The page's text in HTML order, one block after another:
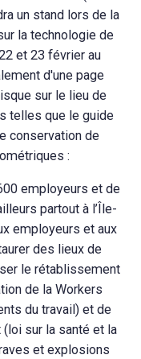
un stand lors de la
la technologie de
et 23 février au
d'une page
sur le lieu de
telles que le guide
conservation de
:
employeurs et de
partout à l’Île-
employeurs et aux
des lieux de
le rétablissement
de la Workers
du travail) et de
(loi sur la santé et la
et explosions